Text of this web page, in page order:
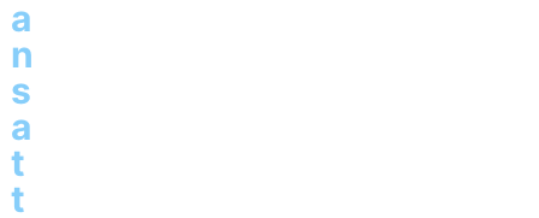
a
n
s
a
t
t